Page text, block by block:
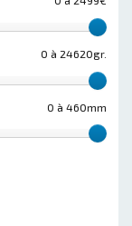
0 à 24620gr.
0 à 460mm